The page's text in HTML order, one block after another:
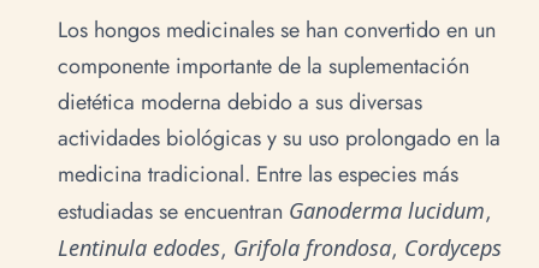
Los hongos medicinales se han convertido en un
componente importante de la suplementación
dietética moderna debido a sus diversas
actividades biológicas y su uso prolongado en la
medicina tradicional. Entre las especies más
estudiadas se encuentran Ganoderma lucidum,
Lentinula edodes, Grifola frondosa, Cordyceps